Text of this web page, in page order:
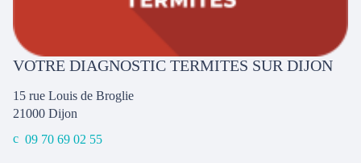
VOTRE DIAGNOSTIC TERMITES SUR DIJON
15 rue Louis de Broglie
21000 Dijon
09 70 69 02 55